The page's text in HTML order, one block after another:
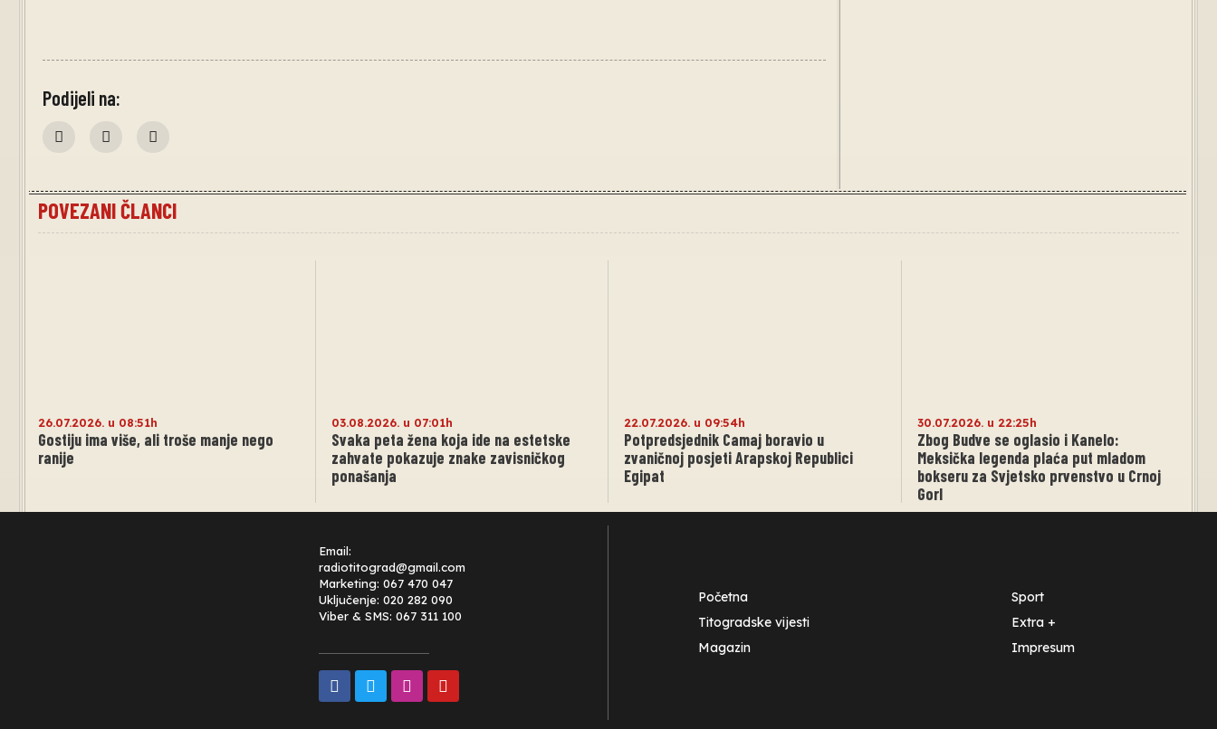
Podijeli na:
POVEZANI ČLANCI
26.07.2026. u 08:51h
Gostiju ima više, ali troše manje nego
ranije
03.08.2026. u 07:01h
Svaka peta žena koja ide na estetske
zahvate pokazuje znake zavisničkog
ponašanja
22.07.2026. u 09:54h
Potpredsjednik Camaj boravio u
zvaničnoj posjeti Arapskoj Republici
Egipat
30.07.2026. u 22:25h
Zbog Budve se oglasio i Kanelo:
Meksička legenda plaća put mladom
bokseru za Svjetsko prvenstvo u Crnoj
GorI
Email:
radiotitograd@gmail.com
Marketing: 067 470 047
Uključenje: 020 282 090
Viber & SMS: 067 311 100
Početna
Titogradske vijesti
Magazin
Sport
Extra +
Impresum